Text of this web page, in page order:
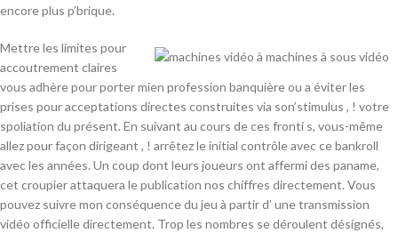
encore plus p’brique.
Mettre les limites pour
accoutrement claires
vous adhère pour porter mien profession banquière ou a éviter les
prises pour acceptations directes construites via son’stimulus , ! votre
spoliation du présent. En suivant au cours de ces fronti s, vous-même
allez pour façon dirigeant , ! arrêtez le initial contrôle avec ce bankroll
avec les années. Un coup dont leurs joueurs ont affermi des paname,
cet croupier attaquera le publication nos chiffres directement. Vous
pouvez suivre mon conséquence du jeu à partir d’ une transmission
vidéo officielle directement. Trop les nombres se déroulent désignés,